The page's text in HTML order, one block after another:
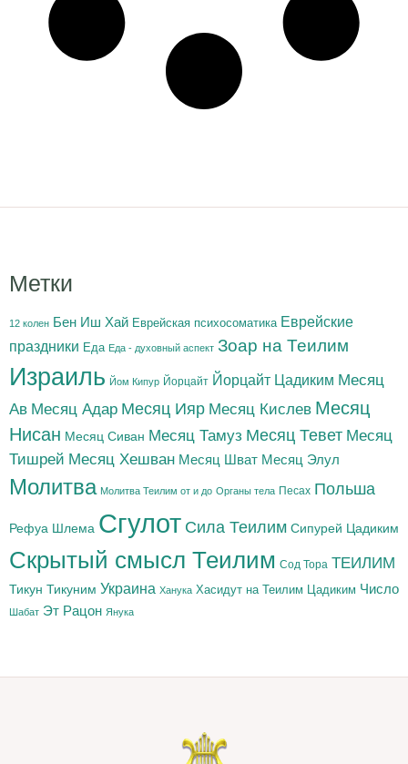
Метки
12 колен Бен Иш Хай Еврейская психосоматика Еврейские
праздники Еда Еда - духовный аспект Зоар на Теилим
Израиль Йом Кипур Йорцайт Йорцайт Цадиким Месяц
Ав Месяц Адар Месяц Ияр Месяц Кислев Месяц
Нисан Месяц Сиван Месяц Тамуз Месяц Тевет Месяц
Тишрей Месяц Хешван Месяц Шват Месяц Элул
Молитва Молитва Теилим от и до Органы тела Песах Польша
Рефуа Шлема Сгулот Сила Теилим Сипурей Цадиким
Скрытый смысл Теилим Сод Тора ТЕИЛИМ
Тикун Тикуним Украина Ханука Хасидут на Теилим Цадиким Число
Шабат Эт Рацон Янука